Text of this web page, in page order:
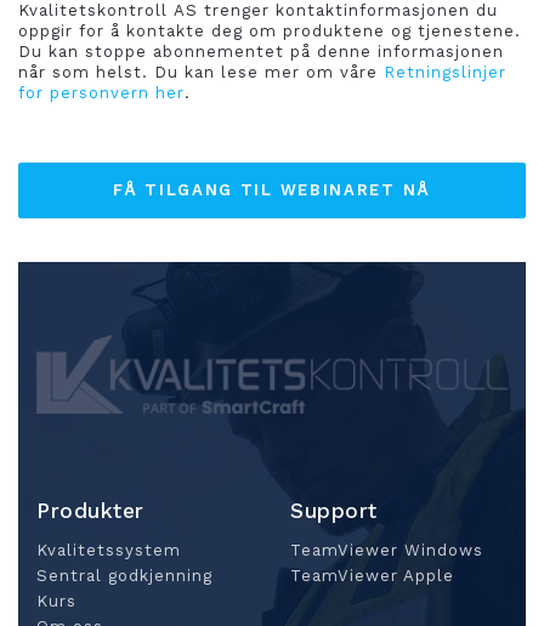
Kvalitetskontroll AS trenger kontaktinformasjonen du
oppgir for å kontakte deg om produktene og tjenestene.
Du kan stoppe abonnementet på denne informasjonen
når som helst. Du kan lese mer om våre Retningslinjer
for personvern her.
Produkter
Kvalitetssystem
Sentral godkjenning
Kurs
Support
TeamViewer Windows
TeamViewer Apple